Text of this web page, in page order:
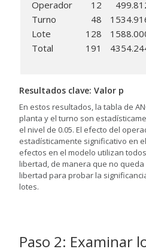
Operador
12
Turno
48
Lote
128
Total
191
Resultados clave: Valor p
En estos resultados, la tabla de
planta y el turno son
el nivel de 0.05. El efecto del
estadísticamente significativo en
efectos en el modelo utilizan
libertad, de manera que no
libertad para probar la
lotes.
Paso 2: Examinar